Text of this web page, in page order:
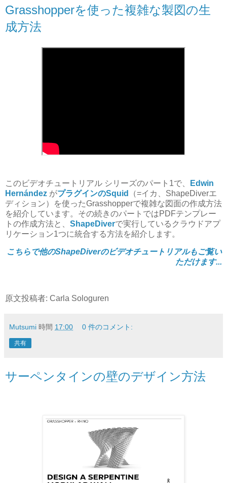
Grasshopperを使った複雑な製図の生
成方法
このビデオチュートリアル シリーズのパート1で、
Edwin
Hernández がプラグインのSquid
（=イカ、ShapeDiverエ
ディション）を使ったGrasshopperで複雑な図面の作成方法
を紹介しています。その続きのパートではPDFテンプレー
トの作成方法と、 ShapeDiverで実行しているクラウドアプ
リケーション1つに統合する方法を紹介します。
こちらで他のShapeDiverのビデオチュートリアルもご覧い
ただけます...
原文投稿者: Carla Sologuren
Mutsumi 時間 17:00 0 件のコメント:
共有
サーペンタインの壁のデザイン方法